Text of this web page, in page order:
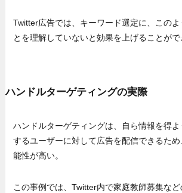
Twitter広告では、キーワード選定に、このよ
とを理解していないと効果を上げることがで
ハンドルターゲティングの実際
ハンドルターゲティングは、自ら情報を得
するユーザーに対して広告を配信できるた
能性が高い。
この事例では、Twitter内で家庭教師募集な